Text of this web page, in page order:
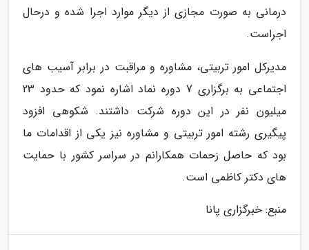
درمانی به صورت مجازی از دیگر موارد اجرا شده و درحال
اجراست.
مدیرکل امور تربیتی، مشاوره و مراقبت در برابر آسیب های
اجتماعی به برگزاری 7 دوره نماد اشاره نمود که حدود 23
میلیون نفر در این دوره شرکت داشتند. شکوهی افزود
پیگیری رشته امور تربیتی و مشاوره نیز یکی از اقدامات ما
بود که حاصل زحمات همکارانم در سراسر کشور با حمایت
های دکتر کاظمی است.
منبع: خبرگزاری پانا